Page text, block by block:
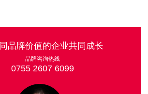
品牌价值的企业共同成长
品牌咨询热线
0755 2607 6099